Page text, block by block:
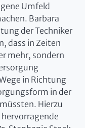
Umfeld
Barbara
der Techniker
dass in Zeiten
mehr, sondern
in Richtung
in der
Hierzu